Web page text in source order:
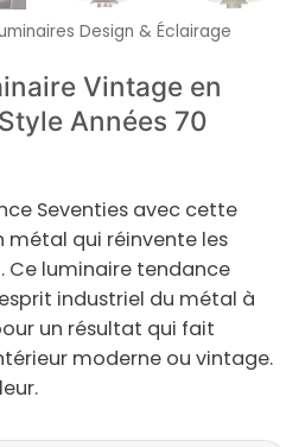
Design & Éclairage
Vintage en
Années 70
Seventies avec cette
métal qui réinvente les
Ce luminaire tendance
industriel du métal à
un résultat qui fait
moderne ou vintage.